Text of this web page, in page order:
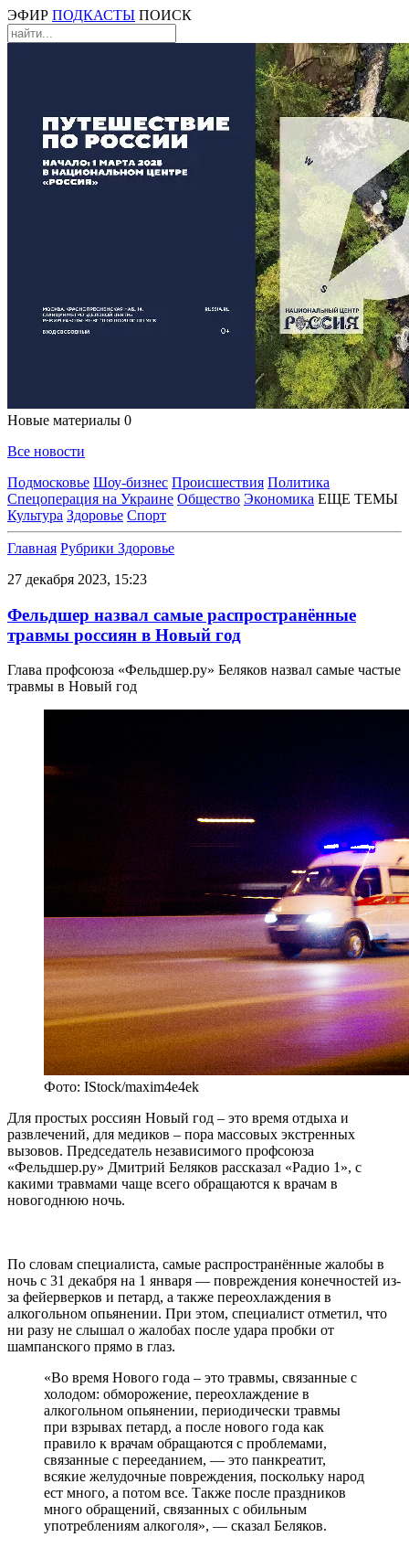
ЭФИР ПОДКАСТЫ ПОИСК
Новые материалы 0
Все новости
Подмосковье Шоу-бизнес Происшествия Политика
Спецоперация на Украине Общество Экономика ЕЩЕ ТЕМЫ
Культура Здоровье Спорт
Главная Рубрики Здоровье
27 декабря 2023, 15:23
Фельдшер назвал самые распространённые
травмы россиян в Новый год
Глава профсоюза «Фельдшер.ру» Беляков назвал самые частые
травмы в Новый год
Фото: IStock/maxim4e4ek
Для простых россиян Новый год – это время отдыха и
развлечений, для медиков – пора массовых экстренных
вызовов. Председатель независимого профсоюза
«Фельдшер.ру» Дмитрий Беляков рассказал «Радио 1», с
какими травмами чаще всего обращаются к врачам в
новогоднюю ночь.
По словам специалиста, самые распространённые жалобы в
ночь с 31 декабря на 1 января — повреждения конечностей из-
за фейерверков и петард, а также переохлаждения в
алкогольном опьянении. При этом, специалист отметил, что
ни разу не слышал о жалобах после удара пробки от
шампанского прямо в глаз.
«Во время Нового года – это травмы, связанные с
холодом: обморожение, переохлаждение в
алкогольном опьянении, периодически травмы
при взрывах петард, а после нового года как
правило к врачам обращаются с проблемами,
связанные с перееданием, — это панкреатит,
всякие желудочные повреждения, поскольку народ
ест много, а потом все. Также после праздников
много обращений, связанных с обильным
употреблениям алкоголя», — сказал Беляков.